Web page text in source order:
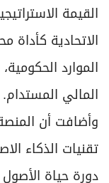
القيمة
الاتحادية كأداة
الموارد
المالي المستدام.
وأضافت أن
تقنيات الذكاء
دورة حياة الأصول